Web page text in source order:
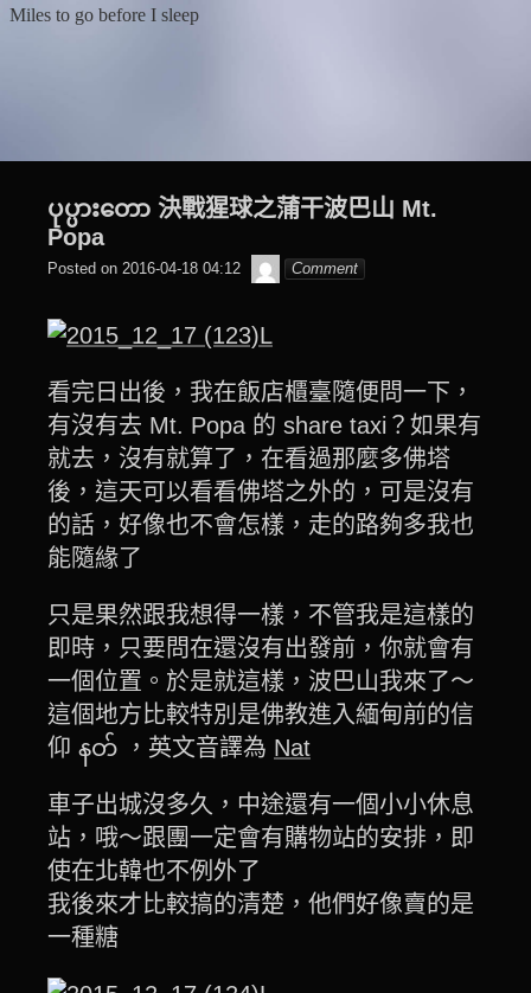
Miles to go before I sleep
ပုပ္ပားတော 決戰猩球之蒲干波巴山 Mt.
Popa
Posted on 2016-04-18 04:12 beagle2001_tw
Comment
看完日出後，我在飯店櫃臺隨便問一下，
有沒有去 Mt. Popa 的 share taxi？如果有
就去，沒有就算了，在看過那麼多佛塔
後，這天可以看看佛塔之外的，可是沒有
的話，好像也不會怎樣，走的路夠多我也
能隨緣了
只是果然跟我想得一樣，不管我是這樣的
即時，只要問在還沒有出發前，你就會有
一個位置。於是就這樣，波巴山我來了～
這個地方比較特別是佛教進入緬甸前的信
仰 နတ်‌ ，英文音譯為 Nat
車子出城沒多久，中途還有一個小小休息
站，哦～跟團一定會有購物站的安排，即
使在北韓也不例外了
我後來才比較搞的清楚，他們好像賣的是
一種糖